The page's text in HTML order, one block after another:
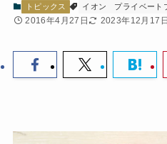
トピックス イオン プライベート
2016年4月27日 2023年12月17日